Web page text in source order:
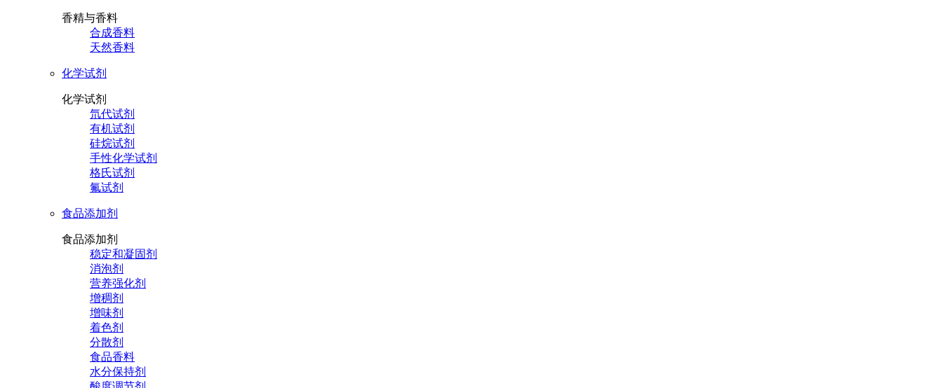
香精与香料
合成香料
天然香料
化学试剂
化学试剂
氘代试剂
有机试剂
硅烷试剂
手性化学试剂
格氏试剂
氟试剂
食品添加剂
食品添加剂
稳定和凝固剂
消泡剂
营养强化剂
增稠剂
增味剂
着色剂
分散剂
食品香料
水分保持剂